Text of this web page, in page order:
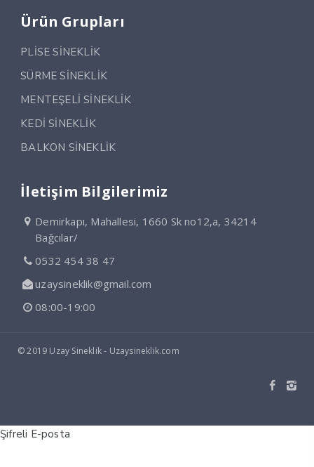
Ürün Grupları
PLİSE SİNEKLİK
SÜRME SİNEKLİK
MENTEŞELİ SİNEKLİK
KEDİ SİNEKLİK
BALKON SİNEKLİK
İletişim Bilgilerimiz
Demirkapı, Mahallesi, 1660 Sk no12,a, 34214
Bağcılar/
0532 454 38 47
uzaysineklik@gmail.com
08:00-19:00
© 2019 Uzay Sineklik - Uzaysineklik.com
Şifreli E-posta